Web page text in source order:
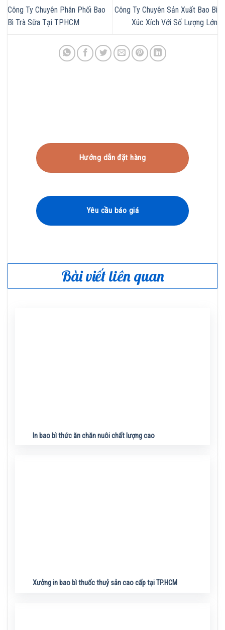
Công Ty Chuyên Phân Phối Bao
Bì Trà Sữa Tại TPHCM
Công Ty Chuyên Sản Xuất Bao Bì
Xúc Xích Với Số Lượng Lớn
Hướng dẫn đặt hàng
Yêu cầu báo giá
Bài viết liên quan
In bao bì thức ăn chăn nuôi chất lượng cao
Xưởng in bao bì thuốc thuỷ sản cao cấp tại TP.HCM